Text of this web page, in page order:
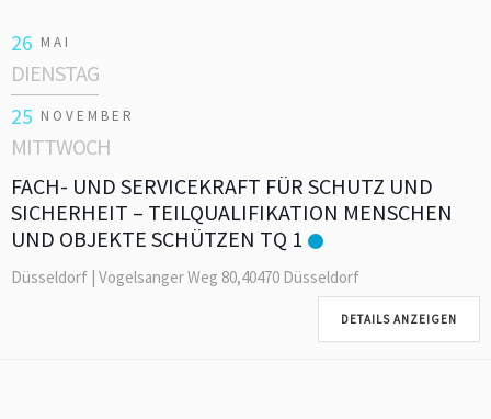
26 MAI
DIENSTAG
25 NOVEMBER
MITTWOCH
FACH- UND SERVICEKRAFT FÜR SCHUTZ UND
SICHERHEIT – TEILQUALIFIKATION MENSCHEN
UND OBJEKTE SCHÜTZEN TQ 1
Düsseldorf | Vogelsanger Weg 80,40470 Düsseldorf
DETAILS ANZEIGEN